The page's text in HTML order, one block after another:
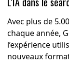
Avec plus de
chaque année,
l’expérience
nouveaux